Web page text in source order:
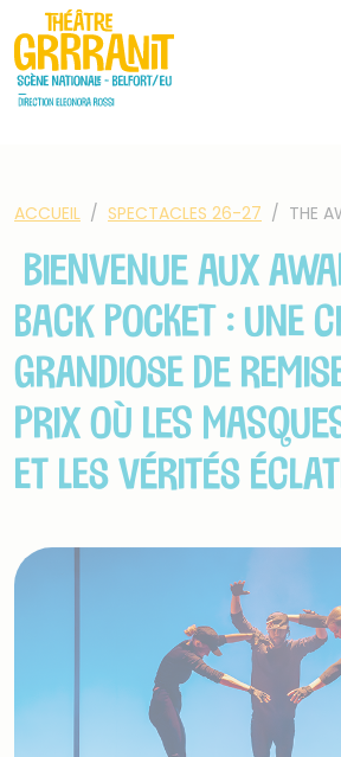
Panneau de gestion des cookies
ACCUEIL SPECTACLES 26-27 THE
Bienvenue aux
Back Pocket : une
grandiose de
Prix où les
et les vérités